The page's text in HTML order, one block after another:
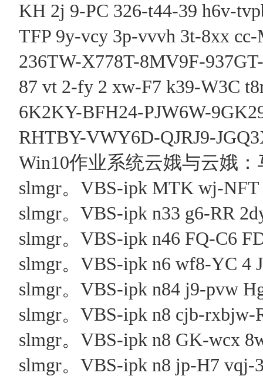
KH 2j 9-PC 326-t44-39 h6v-
TFP 9y-vcy 3p-vvvh 3t-8xx
236TW-X778T-8MV9F-
87 vt 2-fy 2 xw-F7 k39-W3C
6K2KY-BFH24-PJW6W-
RHTBY-VWY6D-QJRJ9-
Win10作业系统云娥与云娥：
slmgr。VBS-ipk MTK wj-NFT
slmgr。VBS-ipk n33 g6-RR
slmgr。VBS-ipk n46 FQ-C6
slmgr。VBS-ipk n6 wf8-YC 4
slmgr。VBS-ipk n84 j9-pvw
slmgr。VBS-ipk n8 cjb-rxbjw-
slmgr。VBS-ipk n8 GK-wcx
slmgr。VBS-ipk n8 jp-H7 vqj-